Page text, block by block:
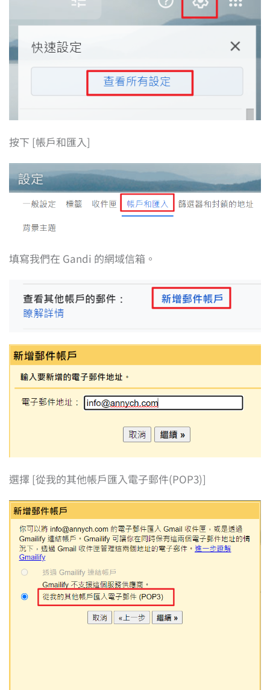
按下 [帳戶和匯入]
填寫我們在 Gandi 的網域信箱。
選擇 [從我的其他帳戶匯入電子郵件(POP3)]